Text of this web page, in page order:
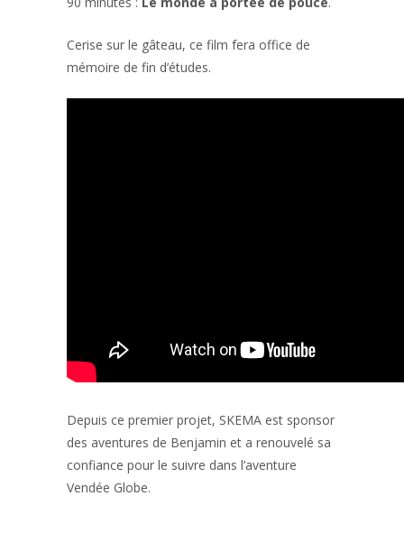
Cerise sur le gâteau, ce film fera office de
mémoire de fin d’études.
Depuis ce premier projet, SKEMA est sponsor
des aventures de Benjamin et a renouvelé sa
confiance pour le suivre dans l’aventure
Vendée Globe.